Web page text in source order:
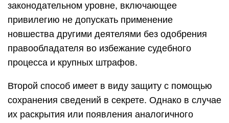
законодательном уровне, включающее
привилегию не допускать применение
новшества другими деятелями без одобрения
правообладателя во избежание судебного
процесса и крупных штрафов.
Второй способ имеет в виду защиту с помощью
сохранения сведений в секрете. Однако в случае
их раскрытия или появления аналогичного